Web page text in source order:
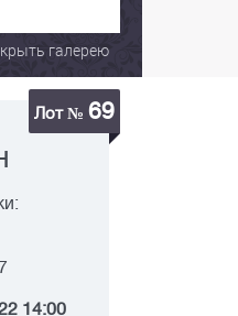
галерею
Лот № 69
14:00